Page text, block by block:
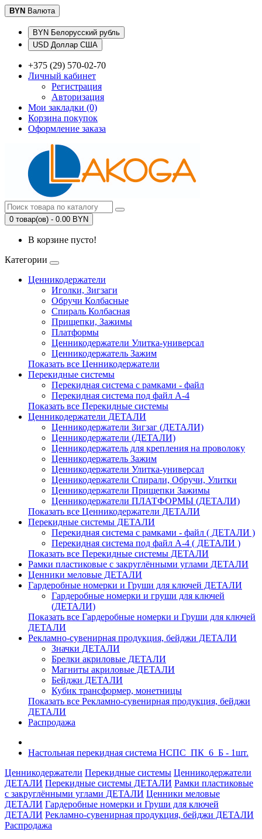
BYN Валюта
BYN Белорусский рубль
USD Доллар США
+375 (29) 570-02-70
Личный кабинет
Регистрация
Авторизация
Мои закладки (0)
Корзина покупок
Оформление заказа
0 товар(ов) - 0.00 BYN
В корзине пусто!
Категории
Ценникодержатели
Иголки, Зигзаги
Обручи Колбасные
Cпираль Колбасная
Прищепки, Зажимы
Платформы
Ценникодержатели Улитка-универсал
Ценникодержатель Зажим
Показать все Ценникодержатели
Перекидные системы
Перекидная система с рамками - файл
Перекидная система под файл А-4
Показать все Перекидные системы
Ценникодержатели ДЕТАЛИ
Ценникодержатели Зигзаг (ДЕТАЛИ)
Ценникодержатели (ДЕТАЛИ)
Ценникодержатель для крепления на проволоку
Ценникодержатель Зажим
Ценникодержатели Улитка-универсал
Ценникодержатели Спирали, Обручи, Улитки
Ценникодержатели Прищепки Зажимы
Ценникодержатели ПЛАТФОРМЫ (ДЕТАЛИ)
Показать все Ценникодержатели ДЕТАЛИ
Перекидные системы ДЕТАЛИ
Перекидная система с рамками - файл ( ДЕТАЛИ )
Перекидная система под файл А-4 ( ДЕТАЛИ )
Показать все Перекидные системы ДЕТАЛИ
Рамки пластиковые c закруглёнными углами ДЕТАЛИ
Ценники меловые ДЕТАЛИ
Гардеробные номерки и Груши для ключей ДЕТАЛИ
Гардеробные номерки и груши для ключей
(ДЕТАЛИ)
Показать все Гардеробные номерки и Груши для ключей
ДЕТАЛИ
Рекламно-сувенирная продукция, бейджи ДЕТАЛИ
Значки ДЕТАЛИ
Брелки акриловые ДЕТАЛИ
Магниты акриловые ДЕТАЛИ
Бейджи ДЕТАЛИ
Кубик трансформер, монетницы
Показать все Рекламно-сувенирная продукция, бейджи
ДЕТАЛИ
Распродажа
Настольная перекидная система НСПС_ПК_6_Б - 1шт.
Ценникодержатели Перекидные системы Ценникодержатели
ДЕТАЛИ Перекидные системы ДЕТАЛИ Рамки пластиковые
c закруглёнными углами ДЕТАЛИ Ценники меловые
ДЕТАЛИ Гардеробные номерки и Груши для ключей
ДЕТАЛИ Рекламно-сувенирная продукция, бейджи ДЕТАЛИ
Распродажа